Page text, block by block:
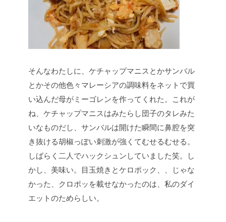
そんなわたしに、ケチャップマニスとかサンバル
とかその他色々マレーシアの調味料をネットで買
い込んだ母がミーゴレンを作ってくれた。これが
ね、ケチャップマニスはみたらし団子のタレみた
いなものだし、サンバルは開けた瞬間に鼻腔を突
き抜ける胡椒っぽい刺激が強くてむせるむせる。
しばらく二人でハックシュンしていました笑。し
かし、美味い。目玉焼きとケロポック、、じゃな
かった、クロポッを載せなかったのは、私のダイ
エットのためらしい。